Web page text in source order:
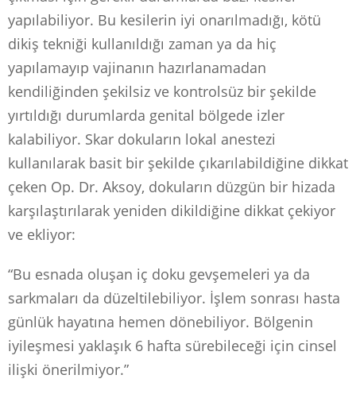
yapılabiliyor. Bu kesilerin iyi onarılmadığı, kötü
dikiş tekniği kullanıldığı zaman ya da hiç
yapılamayıp vajinanın hazırlanamadan
kendiliğinden şekilsiz ve kontrolsüz bir şekilde
yırtıldığı durumlarda genital bölgede izler
kalabiliyor. Skar dokuların lokal anestezi
kullanılarak basit bir şekilde çıkarılabildiğine dikkat
çeken Op. Dr. Aksoy, dokuların düzgün bir hizada
karşılaştırılarak yeniden dikildiğine dikkat çekiyor
ve ekliyor:
“Bu esnada oluşan iç doku gevşemeleri ya da
sarkmaları da düzeltilebiliyor. İşlem sonrası hasta
günlük hayatına hemen dönebiliyor. Bölgenin
iyileşmesi yaklaşık 6 hafta sürebileceği için cinsel
ilişki önerilmiyor.”